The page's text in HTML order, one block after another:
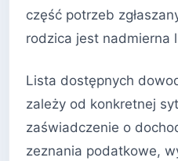
część potrzeb
rodzica jest nadmierna
Lista dostępnych
zależy od konkretnej
zaświadczenie o
zeznania podatkowe,